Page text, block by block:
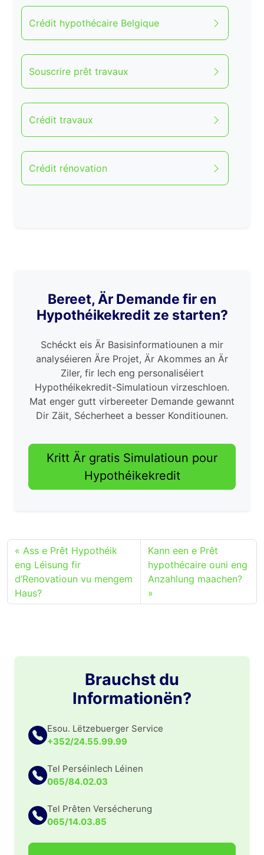
Crédit hypothécaire Belgique
Souscrire prêt travaux
Crédit travaux
Crédit rénovation
Bereet, Är Demande fir en
Hypothéikekredit ze starten?
Schéckt eis Är Basisinformatiounen a mir
analyséieren Äre Projet, Är Akommes an Är
Ziler, fir Iech eng personaliséiert
Hypothéikekredit-Simulatioun virzeschloen.
Mat enger gutt virbereeter Demande gewannt
Dir Zäit, Sécherheet a besser Konditiounen.
Kritt Är gratis Simulatioun pour
Hypothéikekredit
Ass e Prêt Hypothéik
eng Léisung fir
d’Renovatioun vu mengem
Haus?
Kann een e Prêt
hypothécaire ouni eng
Anzahlung maachen?
Brauchst du
Informationën?
Esou. Lëtzebuerger Service
+352/24.55.99.99
Tel Perséinlech Léinen
065/84.02.03
Tel Prêten Versécherung
065/14.03.85